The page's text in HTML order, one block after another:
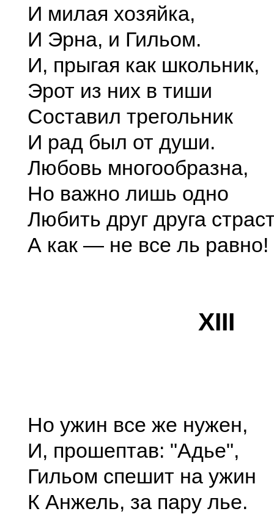
И милая хозяйка,
И Эрна, и Гильом.
И, прыгая как школьник,
Эрот из них в тиши
Составил трегольник
И рад был от души.
Любовь многообразна,
Но важно лишь одно
Любить друг друга
А как — не все ль равно!
XIII
Но ужин все же нужен,
И, прошептав: "Адье",
Гильом спешит на ужин
К Анжель, за пару лье.